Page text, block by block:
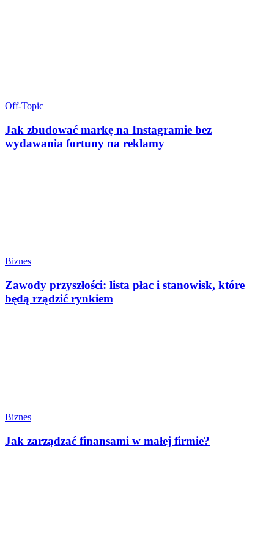
Off-Topic
Jak zbudować markę na Instagramie bez
wydawania fortuny na reklamy
Biznes
Zawody przyszłości: lista płac i stanowisk, które
będą rządzić rynkiem
Biznes
Jak zarządzać finansami w małej firmie?